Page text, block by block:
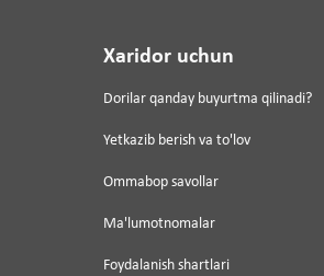
Xaridor uchun
Dorilar qanday buyurtma qilinadi?
Yetkazib berish va to'lov
Ommabop savollar
Ma'lumotnomalar
Foydalanish shartlari